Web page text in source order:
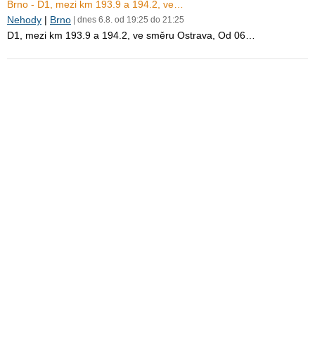
Brno - D1, mezi km 193.9 a 194.2, ve…
Nehody | Brno | dnes 6.8. od 19:25 do 21:25
D1, mezi km 193.9 a 194.2, ve směru Ostrava, Od 06…